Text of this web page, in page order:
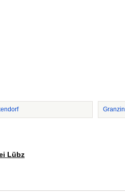
Granzin
Lübz